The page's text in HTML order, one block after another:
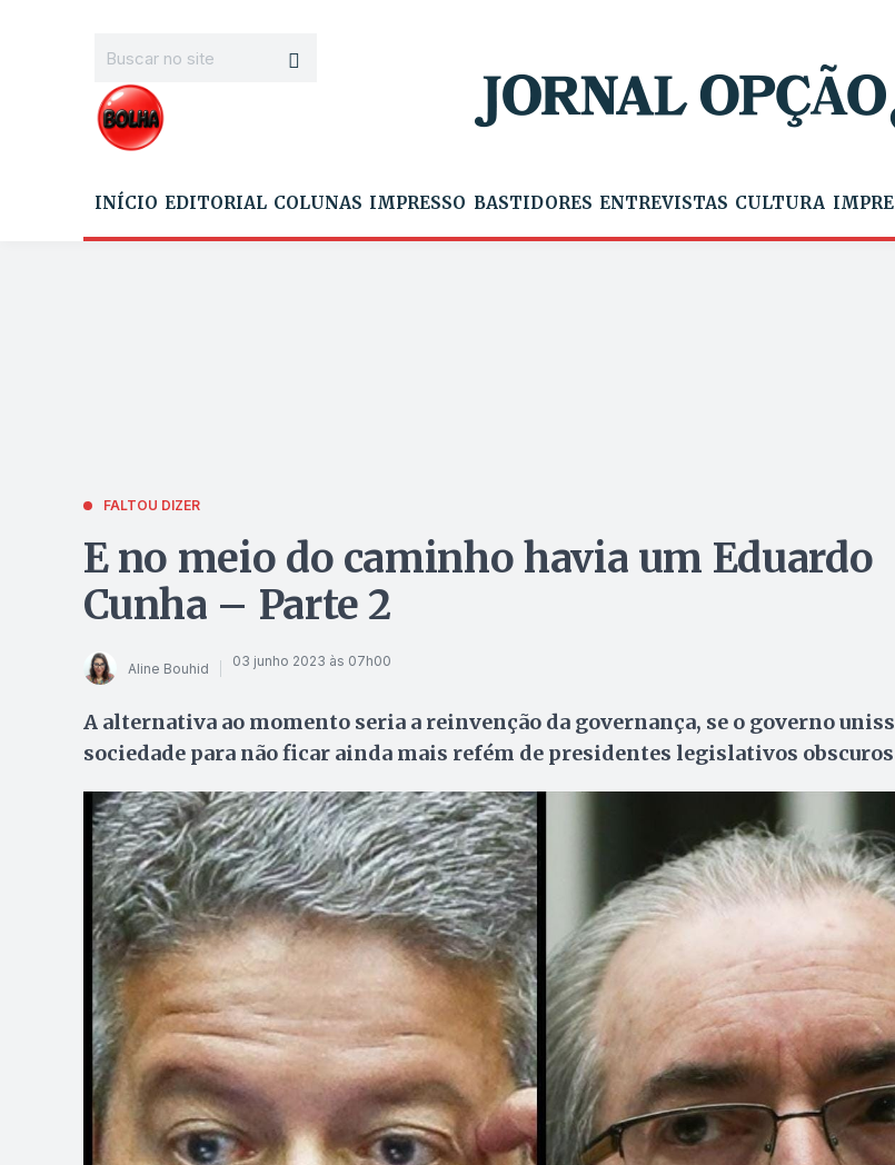
INÍCIO EDITORIAL COLUNAS IMPRESSO BASTIDORES ENTREVISTAS CULTURA
FALTOU DIZER
E no meio do caminho havia um Eduardo
Cunha – Parte 2
Aline Bouhid 03 junho 2023 às 07h00
A alternativa ao momento seria a reinvenção da governança, se o governo
sociedade para não ficar ainda mais refém de presidentes legislativos obscuros